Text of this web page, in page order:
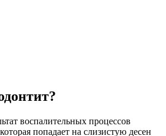
воспалительных процессов
попадает на слизистую десен